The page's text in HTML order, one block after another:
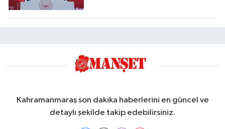
Kahramanmaraş son dakika haberlerini en güncel ve
detaylı şekilde takip edebilirsiniz.